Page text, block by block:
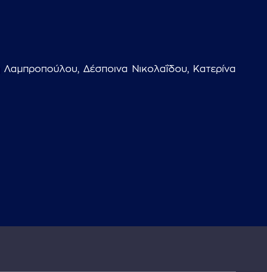
Δέσποινα Νικολαΐδου, Κατερίνα